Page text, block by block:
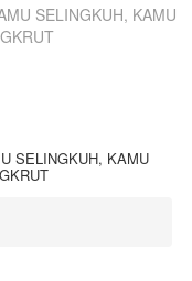
SELINGKUH, KAMU